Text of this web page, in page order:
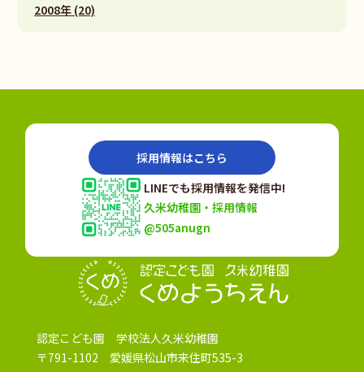
2008年 (20)
認定こども園 学校法人久米幼稚園
〒791-1102 愛媛県松山市来住町535-3
採用情報はこちら
LINEでも採用情報を発信中!
久米幼稚園・採用情報
@505anugn